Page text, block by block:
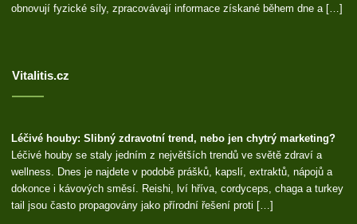
obnovují fyzické síly, zpracovávají informace získané během dne a […]
Vitalitis.cz
Léčivé houby: Slibný zdravotní trend, nebo jen chytrý marketing?
Léčivé houby se staly jedním z největších trendů ve světě zdraví a
wellness. Dnes je najdete v podobě prášků, kapslí, extraktů, nápojů a
dokonce i kávových směsí. Reishi, lví hříva, cordyceps, chaga a turkey
tail jsou často propagovány jako přírodní řešení proti […]